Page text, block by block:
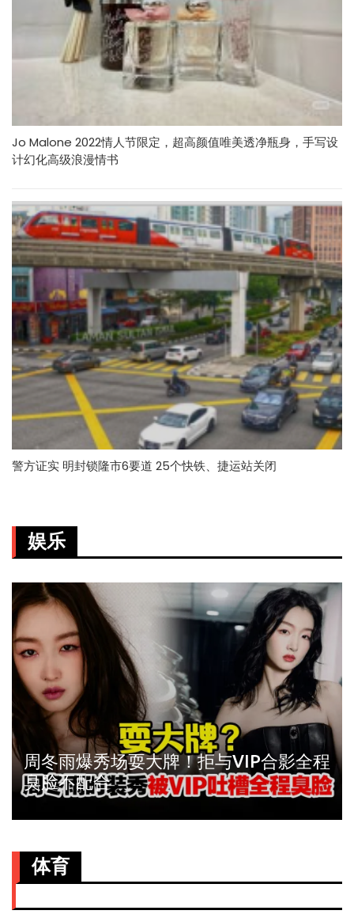
Jo Malone 2022情人节限定，超高颜值唯美透净瓶身，手写设
计幻化高级浪漫情书
警方证实 明封锁隆市6要道 25个快铁、捷运站关闭
娱乐
周冬雨爆秀场耍大牌！拒与VIP合影全程
臭脸不配合
体育